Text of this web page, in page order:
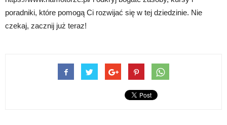
poradniki, które pomogą Ci rozwijać się w tej dziedzinie. Nie
czekaj, zacznij już teraz!